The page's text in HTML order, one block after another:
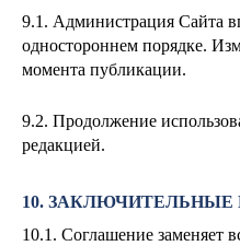
9.1. Администрация Сайта
одностороннем порядке.
момента публикации.
9.2. Продолжение
редакцией.
10.
10.1. Соглашение заменяет